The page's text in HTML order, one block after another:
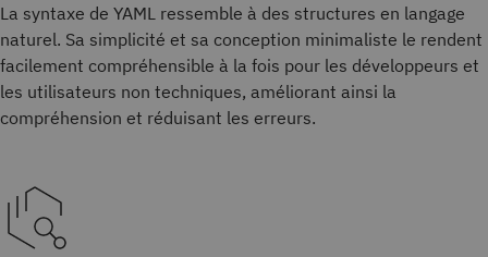
La syntaxe de YAML ressemble à des structures en langage
naturel. Sa simplicité et sa conception minimaliste le rendent
facilement compréhensible à la fois pour les développeurs et
les utilisateurs non techniques, améliorant ainsi la
compréhension et réduisant les erreurs.